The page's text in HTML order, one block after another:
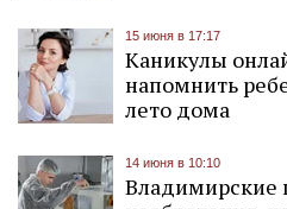
15 июня в 17:17
Каникулы
напомнить
лето дома
14 июня в 10:10
Владимирские